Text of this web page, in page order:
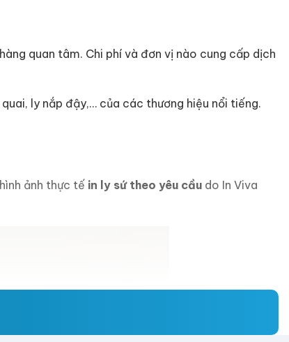
quan tâm. Chi phí và đơn vị nào cung cấp dịch
ly nắp đậy,… của các thương hiệu nổi tiếng.
ảnh thực tế in ly sứ theo yêu cầu do In Viva